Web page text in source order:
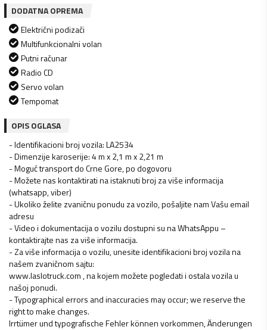
DODATNA OPREMA
Električni podizači
Multifunkcionalni volan
Putni računar
Radio CD
Servo volan
Tempomat
OPIS OGLASA
- Identifikacioni broj vozila: LA2534
- Dimenzije karoserije: 4 m x 2,1 m x 2,21 m
- Moguć transport do Crne Gore, po dogovoru
- Možete nas kontaktirati na istaknuti broj za više informacija
(whatsapp, viber)
- Ukoliko želite zvaničnu ponudu za vozilo, pošaljite nam Vašu email
adresu
- Video i dokumentacija o vozilu dostupni su na WhatsAppu –
kontaktirajte nas za više informacija.
- Za više informacija o vozilu, unesite identifikacioni broj vozila na
našem zvaničnom sajtu:
www.laslotruck.com , na kojem možete pogledati i ostala vozila u
našoj ponudi.
- Typographical errors and inaccuracies may occur; we reserve the
right to make changes.
Irrtümer und typografische Fehler können vorkommen, Änderungen